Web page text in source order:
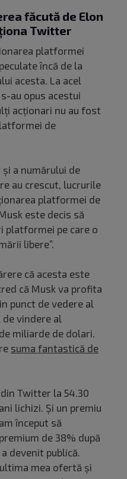
făcută de Elon
Twitter
platformei
încă de la
acesta. La acel
au opus acestui
acționari nu au fost
de
a numărului de
au crescut, lucrurile
platformei de
este decis să
platformei pe care o
libere”.
că acesta este
că Musk va profita
punct de vedere al
vindere al
miliarde de dolari.
suma fantastică de
Twitter la 54.30
lichizi. Și un premiu
început să
de 38% după
devenit publică.
mea ofertă și